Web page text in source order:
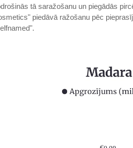
tā saražošanu un piegādās
piedāvā ražošanu pēc